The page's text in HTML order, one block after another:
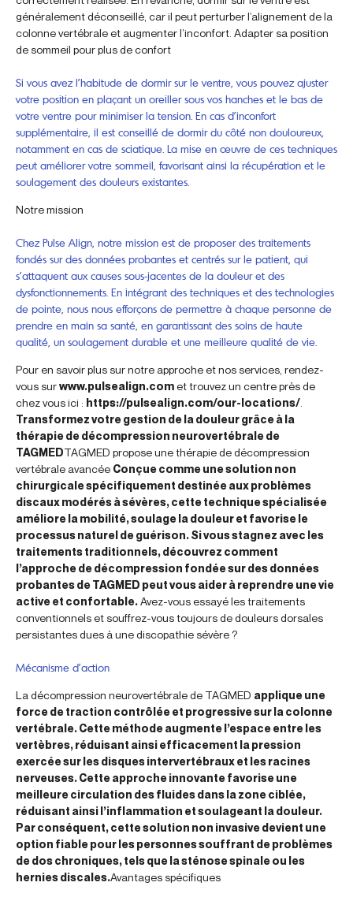
généralement déconseillé, car il peut perturber l’alignement de la
colonne vertébrale et augmenter l’inconfort. Adapter sa position
de sommeil pour plus de confort
Si vous avez l’habitude de dormir sur le ventre, vous pouvez ajuster
votre position en plaçant un oreiller sous vos hanches et le bas de
votre ventre pour minimiser la tension. En cas d’inconfort
supplémentaire, il est conseillé de dormir du côté non douloureux,
notamment en cas de sciatique. La mise en œuvre de ces techniques
peut améliorer votre sommeil, favorisant ainsi la récupération et le
soulagement des douleurs existantes.
Notre mission
Chez Pulse Align, notre mission est de proposer des traitements
fondés sur des données probantes et centrés sur le patient, qui
s’attaquent aux causes sous-jacentes de la douleur et des
dysfonctionnements. En intégrant des techniques et des technologies
de pointe, nous nous efforçons de permettre à chaque personne de
prendre en main sa santé, en garantissant des soins de haute
qualité, un soulagement durable et une meilleure qualité de vie.
Pour en savoir plus sur notre approche et nos services, rendez-
vous surwww.pulsealign.comet trouvez un centre près de
chez vous ici : https://pulsealign.com/our-locations/
Transformez votre gestion de la douleur grâce à la
thérapie de décompression neurovertébrale de
TAGMEDTAGMED propose une thérapie de décompression
vertébrale avancée Conçue comme une solution non
chirurgicale spécifiquement destinée aux problèmes
discaux modérés à sévères, cette technique spécialisée
améliore la mobilité, soulage la douleur et favorise le
processus naturel de guérison. Si vous stagnez avec les
traitements traditionnels, découvrez comment
l’approche de décompression fondée sur des données
probantes de TAGMED peut vous aider à reprendre une vie
active et confortable.Avez-vous essayé les traitements
conventionnels et souffrez-vous toujours de douleurs dorsales
persistantes dues à une discopathie sévère ?
Mécanisme d’action
La décompression neurovertébrale de TAGMED applique une
force de traction contrôlée et progressive sur la colonne
vertébrale. Cette méthode augmente l’espace entre les
vertèbres, réduisant ainsi efficacement la pression
exercée sur les disques intervertébraux et les racines
nerveuses. Cette approche innovante favorise une
meilleure circulation des fluides dans la zone ciblée,
réduisant ainsi l’inflammation et soulageant la douleur.
Par conséquent, cette solution non invasive devient une
option fiable pour les personnes souffrant de problèmes
de dos chroniques, tels que la sténose spinale ou les
hernies discales.Avantages spécifiques